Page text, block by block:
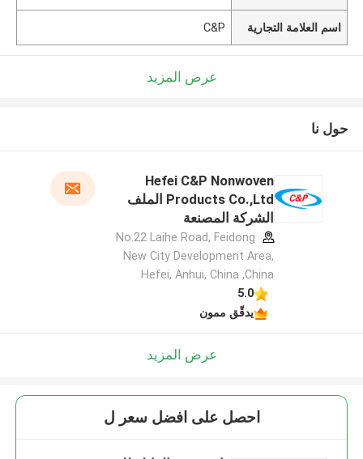
اسم العلامة التجارية C&P
عرض المزيد
حول نا
Hefei C&P Nonwoven
Products Co.,Ltd الملف
الشركة المصنعة
No.22 Laihe Road, Feidong
New City Development Area,
Hefei, Anhui, China ,China
5.0
يدقّق ممون
عرض المزيد
احصل على افضل سعر ل